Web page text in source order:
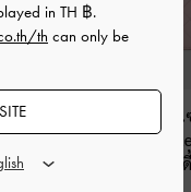
บยาว
ทรง
กระเป๋าใส่บัตร
สานรุ่น
คอตตอนแคน
in TH ฿.
th can only be